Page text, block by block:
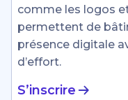
comme les logos
permettent de
présence digitale
d’effort.
S’inscrire